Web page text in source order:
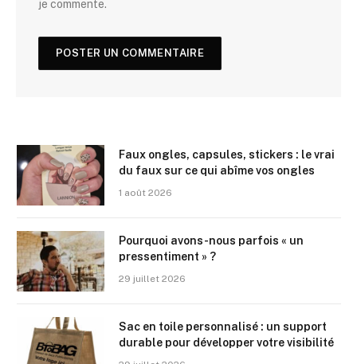
je commente.
Faux ongles, capsules, stickers : le vrai
du faux sur ce qui abîme vos ongles
1 août 2026
Pourquoi avons-nous parfois « un
pressentiment » ?
29 juillet 2026
Sac en toile personnalisé : un support
durable pour développer votre visibilité